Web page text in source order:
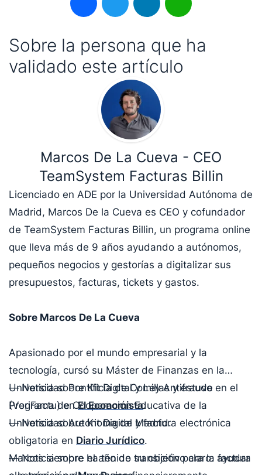
Facebook TwitterLinkedInWhatsApp
Sobre la persona que ha
validado este artículo
Marcos De La Cueva - CEO
TeamSystem Facturas Billin
Licenciado en ADE por la Universidad Autónoma de
Madrid, Marcos De la Cueva es CEO y cofundador
de TeamSystem Facturas Billin, un programa online
que lleva más de 9 años ayudando a autónomos,
pequeños negocios y gestorías a digitalizar sus
presupuestos, facturas, tickets y gastos.
Sobre Marcos De La Cueva
Apasionado por el mundo empresarial y la
tecnología, cursó su Máster de Finanzas en la
Universidad Pontificia de Comillas y estuvo en el
Programa de Cooperación Educativa de la
Universidad Autónoma de Madrid.
Marcos siempre ha tenido su objetivo claro: ayudar
— Noticia sobre Kit Digital y Ley Antifraude
(VeriFactu) enEl Economista.
— Noticia sobre Kit Digital y factura electrónica
obligatoria en Diario Jurídico.
— Noticia sobre el año de transición para la factura